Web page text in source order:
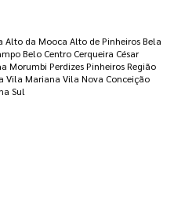
Alto da Mooca Alto de Pinheiros Bela
Belo Centro Cerqueira César
Morumbi Perdizes Pinheiros Região
Vila Mariana Vila Nova Conceição
Sul